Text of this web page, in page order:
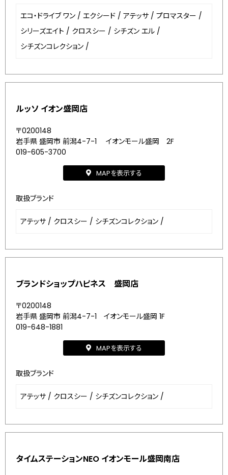
エコ・ドライブ ワン / エクシード / アテッサ / プロマスター /
シリーズエイト / クロスシー / シチズン エル /
シチズンコレクション /
ルッソ イオン盛岡店
〒0200148
岩手県 盛岡市 前潟4-7-1 イオンモール盛岡 2F
019-605-3700
MAPを表示する
取扱ブランド
アテッサ / クロスシー / シチズンコレクション /
ブランドショップハピネス 盛岡店
〒0200148
岩手県 盛岡市 前潟4-7-1 イオンモール盛岡 1F
019-648-1881
MAPを表示する
取扱ブランド
アテッサ / クロスシー / シチズンコレクション /
タイムステーションNEO イオンモール盛岡南店